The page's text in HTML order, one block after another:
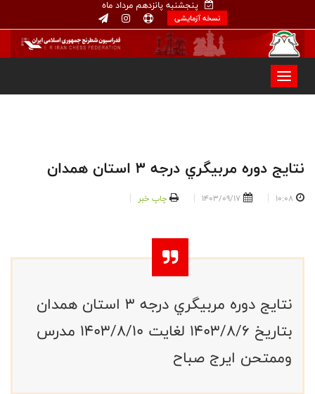
پنجشنبه پانزدهم مرداد ماه
نسخه آزمایشی
نتايج دوره مربيگري درجه ٣ استان همدان
10:08
1403/09/17 چاپ خبر
نتايج دوره مربيگري درجه ٣ استان همدان
بتاريخ ١٤٠٣/٨/٦ لغايت ١٤٠٣/٨/١٠ مدرس
وممتحن ايرج صباح